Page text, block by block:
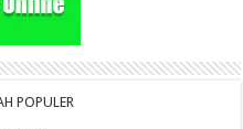
POPULER